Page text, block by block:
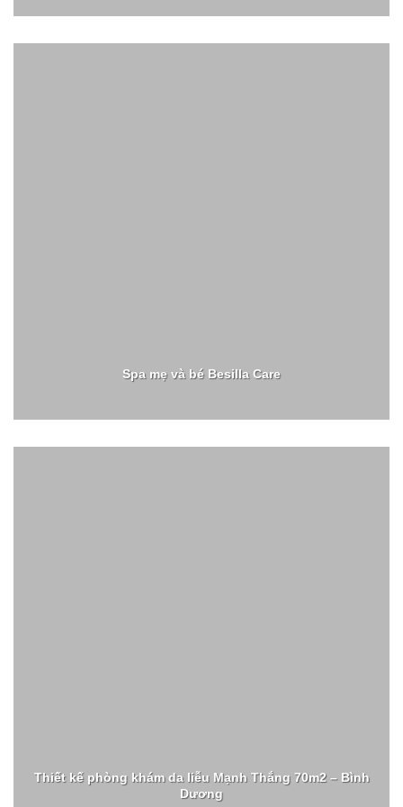
Spa mẹ và bé Besilla Care
Thiết kế phòng khám da liễu Mạnh Thắng 70m2 – Bình
Dương